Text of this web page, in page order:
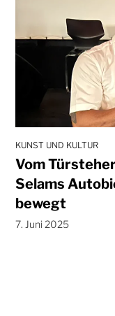
KUNST UND KULTUR
Vom
Selams
bewegt
7. Juni 2025